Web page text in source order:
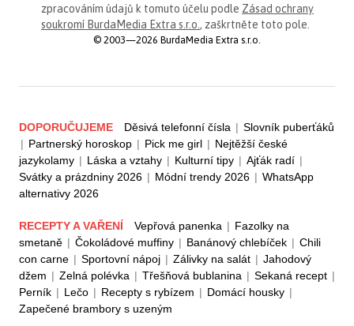
zpracováním údajů k tomuto účelu podle Zásad ochrany
soukromí BurdaMedia Extra s.r.o. , zaškrtněte toto pole.
© 2003—2026 BurdaMedia Extra s.r.o.
DOPORUČUJEME Děsivá telefonní čísla | Slovník puberťáků
| Partnerský horoskop | Pick me girl | Nejtěžší české
jazykolamy | Láska a vztahy | Kulturní tipy | Ajťák radí |
Svátky a prázdniny 2026 | Módní trendy 2026 | WhatsApp
alternativy 2026
RECEPTY A VAŘENÍ Vepřová panenka | Fazolky na
smetaně | Čokoládové muffiny | Banánový chlebíček | Chili
con carne | Sportovní nápoj | Zálivky na salát | Jahodový
džem | Zelná polévka | Třešňová bublanina | Sekaná recept |
Perník | Lečo | Recepty s rybízem | Domácí housky |
Zapečené brambory s uzeným